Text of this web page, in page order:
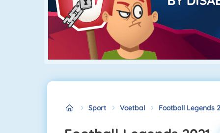
Sport Voetbal Football Legends